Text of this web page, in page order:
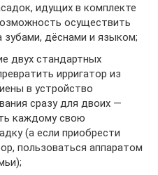
идущих в комплекте
осуществить
зубами, дёснами и языком;
двух стандартных
ирригатор из
в устройство
сразу для двоих —
каждому свою
(а если приобрести
пользоваться аппаратом